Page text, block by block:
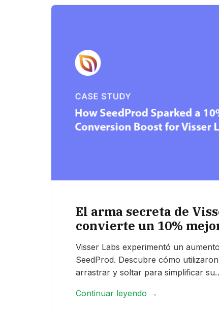
El arma secreta de
convierte un 10%
Visser Labs experimentó un
SeedProd. Descubre cómo
arrastrar y soltar para simplificar
Continuar leyendo →